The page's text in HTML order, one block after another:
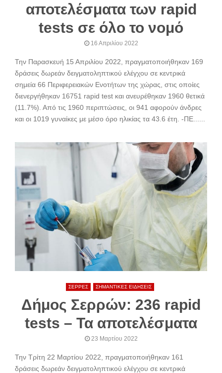
αποτελέσματα των rapid
tests σε όλο το νομό
16 Απριλίου 2022
Την Παρασκευή 15 Απριλίου 2022, πραγματοποιήθηκαν 169
δράσεις δωρεάν δειγματοληπτικού ελέγχου σε κεντρικά
σημεία 66 Περιφερειακών Ενοτήτων της χώρας, στις οποίες
διενεργήθηκαν 16751 rapid test και ανευρέθηκαν 1960 θετικά
(11.7%). Από τις 1960 περιπτώσεις, οι 941 αφορούν άνδρες
και οι 1019 γυναίκες με μέσο όρο ηλικίας τα 43.6 έτη. -ΠΕ......
ΣΕΡΡΕΣ ΣΗΜΑΝΤΙΚΕΣ ΕΙΔΗΣΕΙΣ
Δήμος Σερρών: 236 rapid
tests – Τα αποτελέσματα
23 Μαρτίου 2022
Την Τρίτη 22 Μαρτίου 2022, πραγματοποιήθηκαν 161
δράσεις δωρεάν δειγματοληπτικού ελέγχου σε κεντρικά